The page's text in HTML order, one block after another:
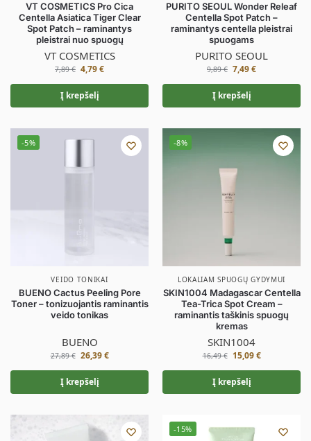
VT COSMETICS Pro Cica
Centella Asiatica Tiger Clear
Spot Patch – raminantys
pleistrai nuo spuogų
VT COSMETICS
7,89€ 4,79€
Į krepšelį
PURITO SEOUL Wonder Releaf
Centella Spot Patch –
raminantys centella pleistrai
spuogams
PURITO SEOUL
9,89€ 7,49€
Į krepšelį
-5%
VEIDO TONIKAI
BUENO Cactus Peeling Pore
Toner – tonizuojantis raminantis
veido tonikas
BUENO
27,89€ 26,39€
Į krepšelį
-8%
LOKALIAM SPUOGŲ GYDYMUI
SKIN1004 Madagascar Centella
Tea-Trica Spot Cream –
raminantis taškinis spuogų
kremas
SKIN1004
16,49€ 15,09€
Į krepšelį
-15%